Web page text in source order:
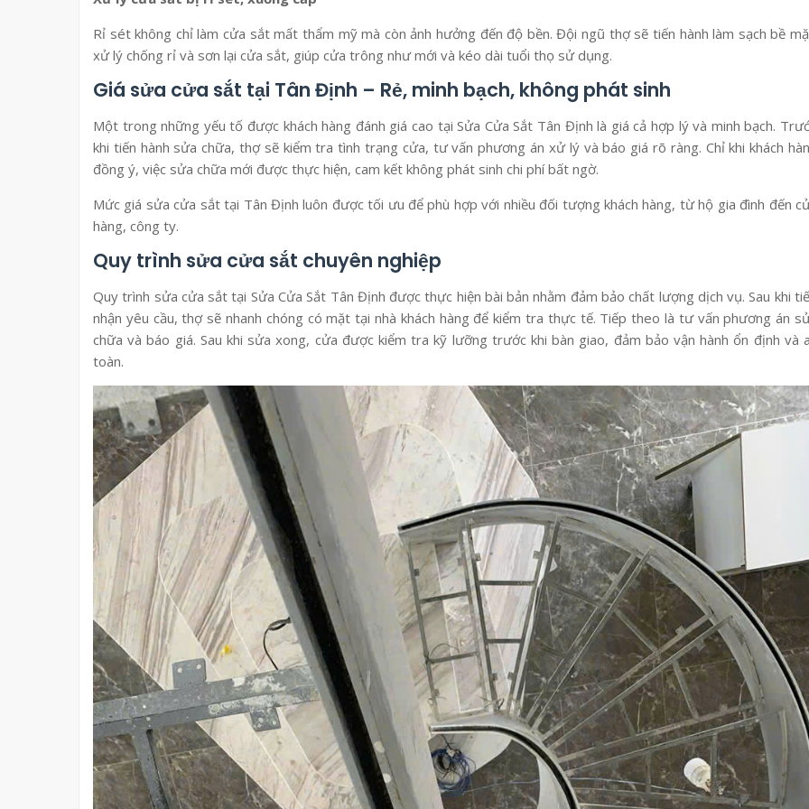
Rỉ sét không chỉ làm cửa sắt mất thẩm mỹ mà còn ảnh hưởng đến độ bền. Đội ngũ thợ sẽ tiến hành làm sạch bề
xử lý chống rỉ và sơn lại cửa sắt, giúp cửa trông như mới và kéo dài tuổi thọ sử dụng.
Giá sửa cửa sắt tại Tân Định – Rẻ, minh bạch, không phát sinh
Một trong những yếu tố được khách hàng đánh giá cao tại Sửa Cửa Sắt Tân Định là giá cả hợp lý và minh bạch.
khi tiến hành sửa chữa, thợ sẽ kiểm tra tình trạng cửa, tư vấn phương án xử lý và báo giá rõ ràng. Chỉ khi khách
đồng ý, việc sửa chữa mới được thực hiện, cam kết không phát sinh chi phí bất ngờ.
Mức giá sửa cửa sắt tại Tân Định luôn được tối ưu để phù hợp với nhiều đối tượng khách hàng, từ hộ gia đình đến
hàng, công ty.
Quy trình sửa cửa sắt chuyên nghiệp
Quy trình sửa cửa sắt tại Sửa Cửa Sắt Tân Định được thực hiện bài bản nhằm đảm bảo chất lượng dịch vụ. Sau khi
nhận yêu cầu, thợ sẽ nhanh chóng có mặt tại nhà khách hàng để kiểm tra thực tế. Tiếp theo là tư vấn phương án
chữa và báo giá. Sau khi sửa xong, cửa được kiểm tra kỹ lưỡng trước khi bàn giao, đảm bảo vận hành ổn định và
toàn.